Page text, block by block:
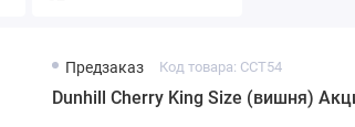
Предзаказ Код товара: CCT54
Dunhill Cherry King Size (вишня)